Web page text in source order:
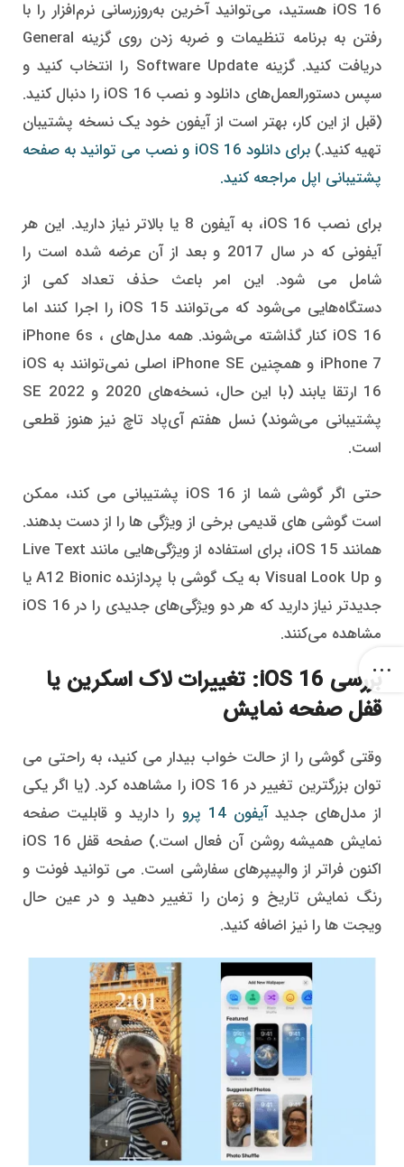
iOS 16 هستید، می‌توانید آخرین به‌روزرسانی نرم‌افزار را با
رفتن به برنامه تنظیمات و ضربه زدن روی گزینه General
دریافت کنید. گزینه Software Update را انتخاب کنید و
سپس دستورالعمل‌های دانلود و نصب iOS 16 را دنبال کنید.
(قبل از این کار، بهتر است از آیفون خود یک نسخه پشتیبان
تهیه کنید.)
برای دانلود iOS 16 و نصب می توانید به صفحه
پشتیبانی اپل مراجعه کنید.
برای نصب iOS 16، به آیفون 8 یا بالاتر نیاز دارید. این هر
آیفونی که در سال 2017 و بعد از آن عرضه شده است را
شامل می شود. این امر باعث حذف تعداد کمی از
دستگاه‌هایی می‌شود که می‌توانند iOS 15 را اجرا کنند اما
iOS 16 کنار گذاشته می‌شوند. همه مدل‌های iPhone 6s ،
iPhone 7 و همچنین iPhone SE اصلی نمی‌توانند به iOS
16 ارتقا یابند (با این حال، نسخه‌های 2020 و 2022 SE
پشتیبانی می‌شوند) نسل هفتم آی‌پاد تاچ نیز هنوز قطعی
است.
حتی اگر گوشی شما از iOS 16 پشتیبانی می کند، ممکن
است گوشی های قدیمی برخی از ویژگی ها را از دست بدهند.
همانند iOS 15، برای استفاده از ویژگی‌هایی مانند Live Text
و Visual Look Up به یک گوشی با پردازنده A12 Bionic یا
جدیدتر نیاز دارید که هر دو ویژگی‌های جدیدی را در iOS 16
مشاهده می‌کنند.
بررسی iOS 16: تغییرات لاک اسکرین یا
قفل صفحه نمایش
وقتی گوشی را از حالت خواب بیدار می کنید، به راحتی می
توان بزرگترین تغییر در iOS 16 را مشاهده کرد. (یا اگر یکی
از مدل‌های جدیدآیفون 14 پرو
را دارید و قابلیت صفحه
نمایش همیشه روشن آن فعال است.) صفحه قفل iOS 16
اکنون فراتر از والپیپرهای سفارشی است. می توانید فونت و
رنگ نمایش تاریخ و زمان را تغییر دهید و در عین حال
ویجت ها را نیز اضافه کنید.